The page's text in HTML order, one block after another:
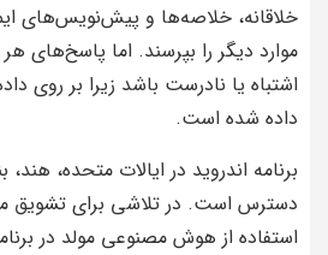
خلاقانه، خلاصه‌ها و پیش‌نویس‌های
موارد دیگر را بپرسند. اما
اشتباه یا نادرست باشد زیرا بر روی
داده شده است.
برنامه اندروید در ایالات متحده،
دسترس است. در تلاشی برای تشویق
استفاده از هوش مصنوعی مولد در